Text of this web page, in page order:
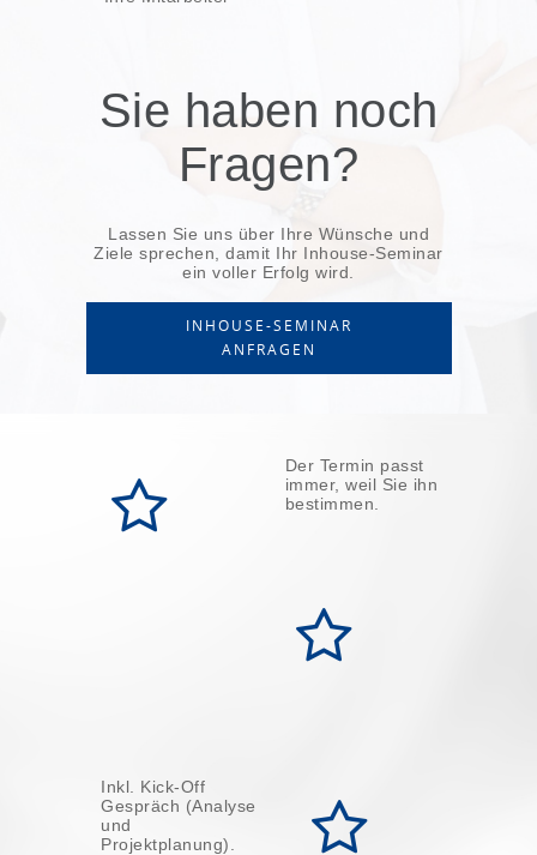
Sie haben noch
Fragen?
Lassen Sie uns über Ihre Wünsche und
Ziele sprechen, damit Ihr Inhouse-Seminar
ein voller Erfolg wird.
INHOUSE-SEMINAR
ANFRAGEN
Der Termin passt
immer, weil Sie ihn
bestimmen.
Inkl. Kick-Off
Gespräch (Analyse
und
Projektplanung).